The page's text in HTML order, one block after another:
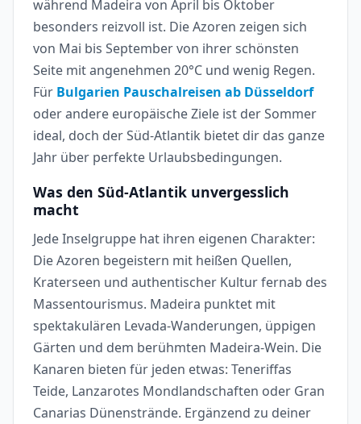
während Madeira von April bis Oktober
besonders reizvoll ist. Die Azoren zeigen sich
von Mai bis September von ihrer schönsten
Seite mit angenehmen 20°C und wenig Regen.
Für Bulgarien Pauschalreisen ab Düsseldorf
oder andere europäische Ziele ist der Sommer
ideal, doch der Süd-Atlantik bietet dir das ganze
Jahr über perfekte Urlaubsbedingungen.
Was den Süd-Atlantik unvergesslich
macht
Jede Inselgruppe hat ihren eigenen Charakter:
Die Azoren begeistern mit heißen Quellen,
Kraterseen und authentischer Kultur fernab des
Massentourismus. Madeira punktet mit
spektakulären Levada-Wanderungen, üppigen
Gärten und dem berühmten Madeira-Wein. Die
Kanaren bieten für jeden etwas: Teneriffas
Teide, Lanzarotes Mondlandschaften oder Gran
Canarias Dünenstrände. Ergänzend zu deiner